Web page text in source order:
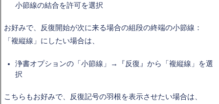
小節線の結合を許可を選択
お好みで、
反復開始が次に来る場合の組段の終端の小節線：
「複縦線」にしたい場合は、
浄書オプションの「小節線」→『反復』から「複縦線」を選
択
こちらもお好みで、反復記号の羽根を表示させたい場合は、